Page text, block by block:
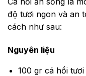
độ tươi ngon và an
cách như sau:
Nguyên liệu
100 gr cá hồi tươi